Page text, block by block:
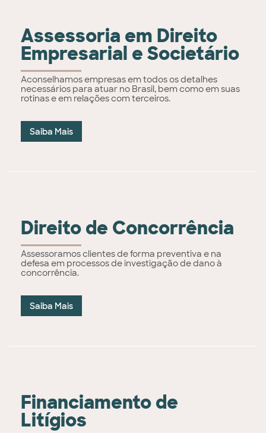
Assessoria em Direito
Empresarial e Societário
Aconselhamos empresas em todos os detalhes
necessários para atuar no Brasil, bem como em suas
rotinas e em relações com terceiros.
Saiba Mais
Direito de Concorrência
Assessoramos clientes de forma preventiva e na
defesa em processos de investigação de dano à
concorrência.
Saiba Mais
Financiamento de
Litígios